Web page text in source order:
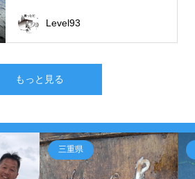
Level93
もっと見る
三重県